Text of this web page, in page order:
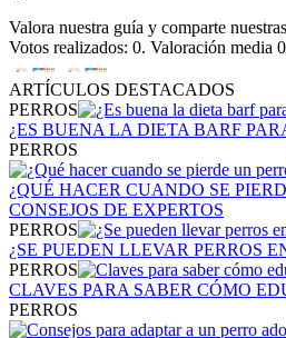
Valora nuestra guía y comparte
Votos realizados: 0. Valoración media
ARTÍCULOS DESTACADOS
PERROS
¿ES BUENA LA DIETA BARF
PERROS
¿QUÉ HACER CUANDO SE
CONSEJOS DE EXPERTOS
PERROS
¿SE PUEDEN LLEVAR PERROS
PERROS
CLAVES PARA SABER CÓMO
PERROS